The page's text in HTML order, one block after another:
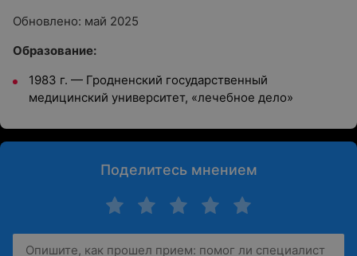
Обновлено: май 2025
Образование:
1983 г. — Гродненский государственный
медицинский университет, «лечебное дело»
Поделитесь мнением